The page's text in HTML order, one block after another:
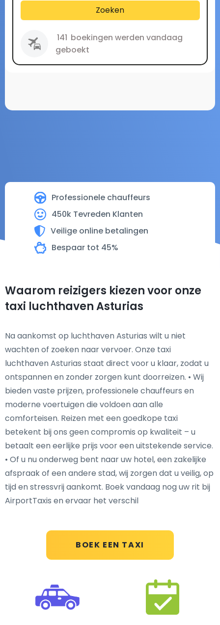
Professionele chauffeurs
450k Tevreden Klanten
Veilige online betalingen
Bespaar tot 45%
Zoeken
141 boekingen werden vandaag
geboekt
BOEK EEN TAXI
Waarom reizigers kiezen voor onze
taxi luchthaven Asturias
Na aankomst op luchthaven Asturias wilt u niet
wachten of zoeken naar vervoer. Onze taxi
luchthaven Asturias staat direct voor u klaar, zodat u
ontspannen en zonder zorgen kunt doorreizen. • Wij
bieden vaste prijzen, professionele chauffeurs en
moderne voertuigen die voldoen aan alle
comforteisen. Reizen met een goedkope taxi
betekent bij ons geen compromis op kwaliteit – u
betaalt een eerlijke prijs voor een uitstekende service.
• Of u nu onderweg bent naar uw hotel, een zakelijke
afspraak of een andere stad, wij zorgen dat u veilig, op
tijd en stressvrij aankomt. Boek vandaag nog uw rit bij
AirportTaxis en ervaar het verschil